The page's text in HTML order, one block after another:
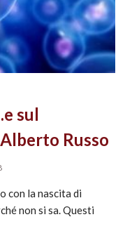
sul
Russo
con la nascita di
non si sa. Questi